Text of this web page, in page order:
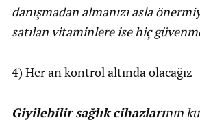
danışmadan almanızı asla
satılan vitaminlere ise hiç
4) Her an kontrol altında olacağız
Giyilebilir sağlık cihazlarının